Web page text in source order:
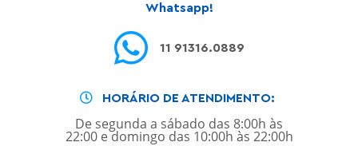
Whatsapp!
11 91316.0889
HORÁRIO DE ATENDIMENTO:
De segunda a sábado das 8:00h às
22:00 e domingo das 10:00h às 22:00h